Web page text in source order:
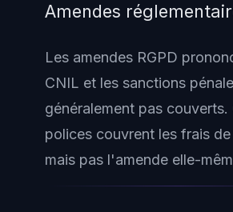
Amendes
Les amendes RGPD
CNIL et les sanctions
généralement pas couverts.
polices couvrent les frais
mais pas l'amende elle-